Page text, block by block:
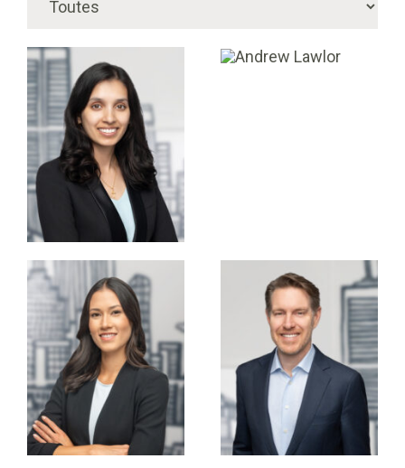
Andrea Pereira
DIRECTEUR DE
PORTFEUILLE
Anna Gilliatt
DIRECTRICE,
DÉVELOPPEMENT
COMMERCIAL ET DES
OPÉRATIONS
Dale Tingley
ASSOCIÉ CO-
GESTIONNAIRE